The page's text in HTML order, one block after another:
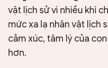
vật lịch sử vì nhiều khi
mức xa lạ nhân vật lịch
cảm xúc, tâm lý của
hơn.